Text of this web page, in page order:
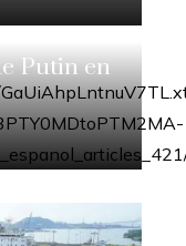
Putin en